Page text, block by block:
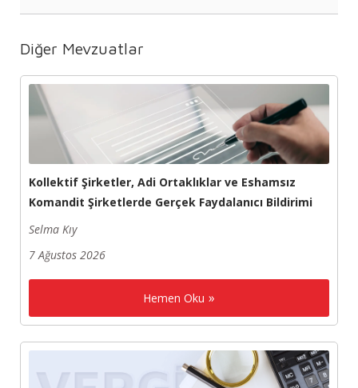
Diğer Mevzuatlar
Kollektif Şirketler, Adi Ortaklıklar ve Eshamsız
Komandit Şirketlerde Gerçek Faydalanıcı Bildirimi
Selma Kıy
7 Ağustos 2026
Hemen Oku